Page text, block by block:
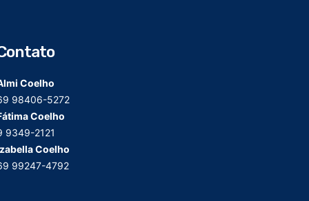
Coelho
98406-5272
Coelho
9349-2121
Coelho
99247-4792